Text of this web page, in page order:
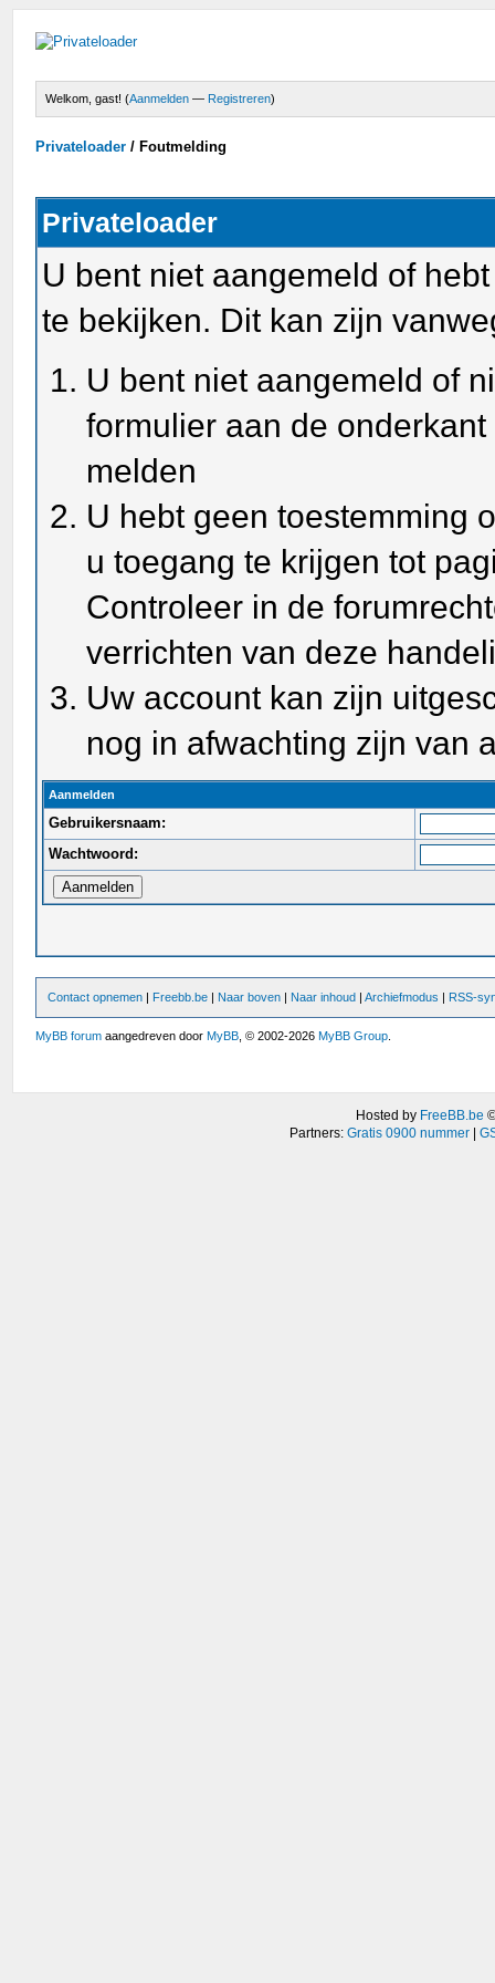
Welkom, gast! (Aanmelden — Registreren)
Privateloader / Foutmelding
Privateloader
U bent niet aangemeld of
te bekijken. Dit kan zijn
U bent niet aangemeld of
formulier aan de
melden
U hebt geen toestemming
u toegang te krijgen tot
Controleer in de
verrichten van deze
Uw account kan zijn
nog in afwachting zijn van
Aanmelden
Gebruikersnaam:
Wachtwoord:
Contact opnemen | Freebb.be | Naar boven | Naar inhoud |Archiefmodus | RSS-
MyBB forum aangedreven doorMyBB , © 2002-2026MyBB Group
Hosted by FreeBB.be
Partners: Gratis 0900 nummer|